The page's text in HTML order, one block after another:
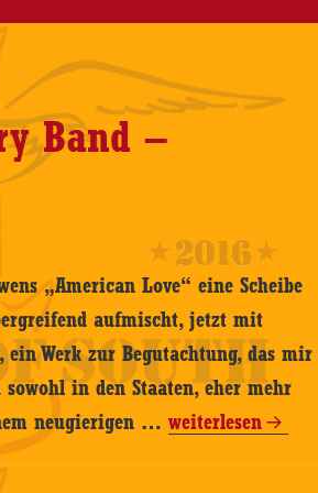
Band –
„American Love“ eine Scheibe
aufmischt, jetzt mit
Werk zur Begutachtung, das mir
in den Staaten, eher mehr
neugierigen …The
weiterlesen